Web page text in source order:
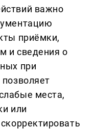
важно
приёмки,
и сведения о
при
места,
или